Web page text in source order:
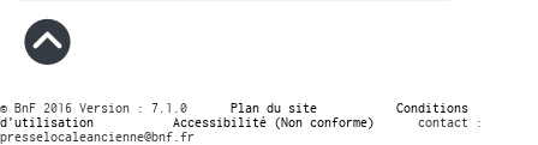
© BnF 2016 Version : 7.1.0 Plan du site
Conditions
d’utilisation
Accessibilité (Non conforme)
contact :
presselocaleancienne@bnf.fr